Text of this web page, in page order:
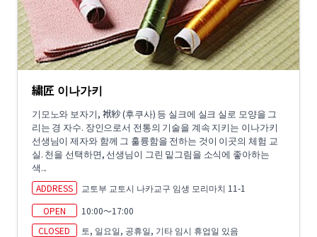
繍匠 이나가키
기모노와 보자기, 袱紗 (후쿠사) 등 실크에 실크 실로 모양을 그
리는 경 자수. 장인으로서 전통의 기술을 계속 지키는 이나가키
선생님이 제자와 함께 그 훌륭함을 전하는 것이 이곳의 체험 교
실. 천을 선택하면, 선생님이 그린 밑그림을 소식에 좋아하는
색...
ADDRESS
교토부 교토시 나카교구 임생 모리마치 11-1
OPEN
10:00～17:00
CLOSED
토, 일요일, 공휴일, 기타 임시 휴업일 있음